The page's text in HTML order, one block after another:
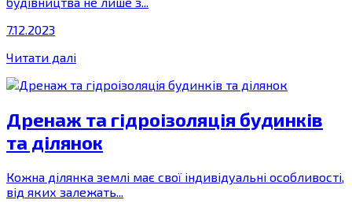
7.12.2023
Читати далі
Дренаж та гідроізоляція будинків
та ділянок
Кожна ділянка землі має свої індивідуальні особливості,
від яких залежать...